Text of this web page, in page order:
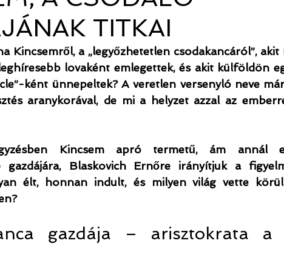
TITKAI
Kincsemről, a „legyőzhetetlen csodakancáról”,
lovaként emlegettek, és akit külföldön
ként ünnepeltek? A veretlen versenyló neve
aranykorával, de mi a helyzet azzal az
Kincsem apró termetű, ám annál
gazdájára, Blaskovich Ernőre irányítjuk a
élt, honnan indult, és milyen világ vette
gazdája – arisztokrata a